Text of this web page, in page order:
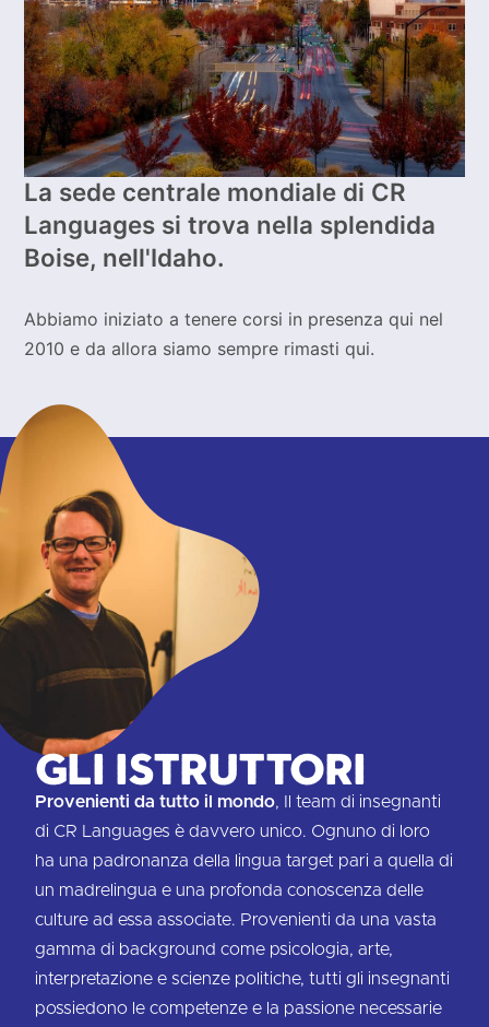
La sede centrale mondiale di CR
Languages si trova nella splendida
Boise, nell'Idaho.
Abbiamo iniziato a tenere corsi in presenza qui nel
2010 e da allora siamo sempre rimasti qui.
Gli istruttori
Provenienti da tutto il mondo, Il team di insegnanti
di CR Languages è davvero unico. Ognuno di loro
ha una padronanza della lingua target pari a quella di
un madrelingua e una profonda conoscenza delle
culture ad essa associate. Provenienti da una vasta
gamma di background come psicologia, arte,
interpretazione e scienze politiche, tutti gli insegnanti
possiedono le competenze e la passione necessarie